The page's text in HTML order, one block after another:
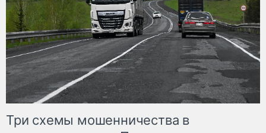
Три схемы мошенничества в